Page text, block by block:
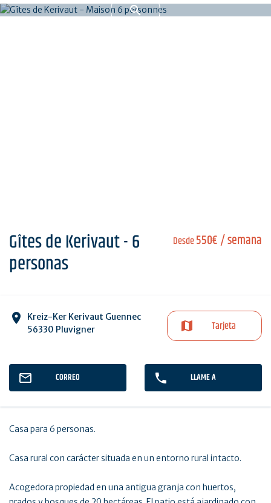
Desde550€/ semana
Gîtes de Kerivaut - 6
personas
Kreiz-Ker Kerivaut Guennec
56330 Pluvigner
Tarjeta
CORREO LLAME A
Casa para 6 personas.
Casa rural con carácter situada en un entorno rural intacto.
Acogedora propiedad en una antigua granja con huertos,